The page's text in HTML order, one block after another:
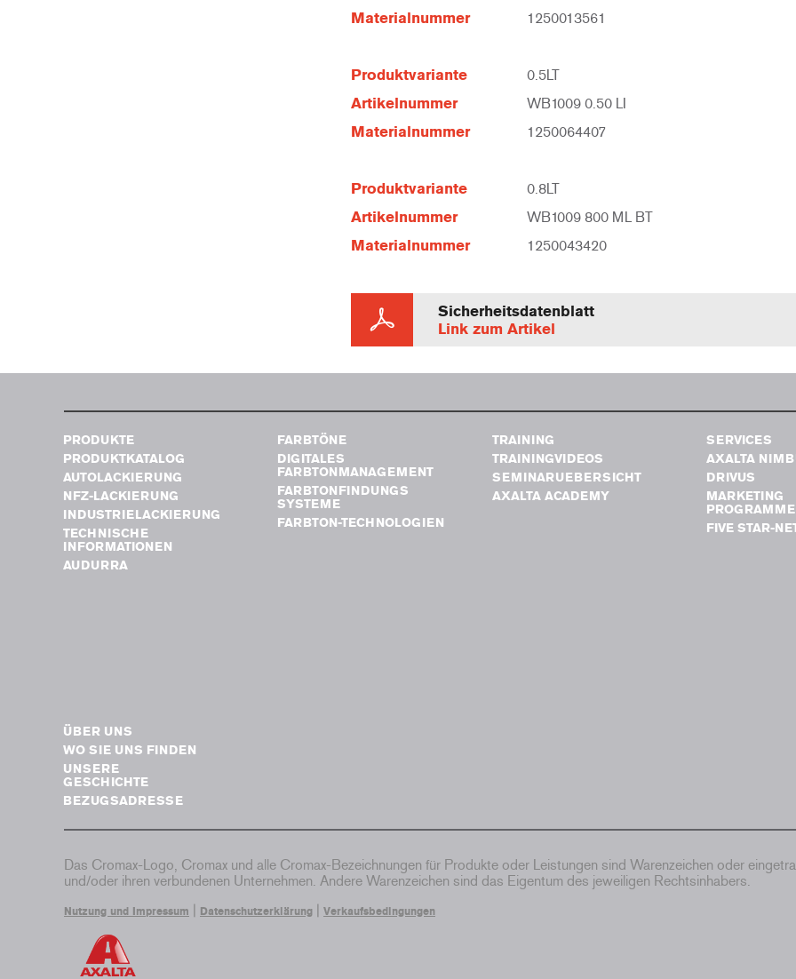
Materialnummer 1250013561
Produktvariante 0.5LT
Artikelnummer WB1009 0.50 LI
Materialnummer 1250064407
Produktvariante 0.8LT
Artikelnummer WB1009 800 ML BT
Materialnummer 1250043420
Sicherheitsdatenblatt
Link zum Artikel
PRODUKTE
PRODUKTKATALOG
AUTOLACKIERUNG
NFZ-LACKIERUNG
INDUSTRIELACKIERUNG
TECHNISCHE
INFORMATIONEN
AUDURRA
FARBTÖNE
DIGITALES
FARBTONMANAGEMENT
FARBTONFINDUNGS
SYSTEME
FARBTON-TECHNOLOGIEN
TRAINING
TRAININGVIDEOS
SEMINARUEBERSICHT
AXALTA ACADEMY
SERVICES
AXALTA
DRIVUS
MARKETING
FIVE STAR-
ÜBER UNS
WO SIE UNS FINDEN
UNSERE
GESCHICHTE
BEZUGSADRESSE
Das Cromax-Logo, Cromax und alle Cromax-Bezeichnungen für Produkte oder Leistungen sind Warenzeichen oder
und/oder ihren verbundenen Unternehmen. Andere Warenzeichen sind das Eigentum des jeweiligen Rechtsinhabers.
Nutzung und Impressum Datenschutzerklärung Verkaufsbedingungen